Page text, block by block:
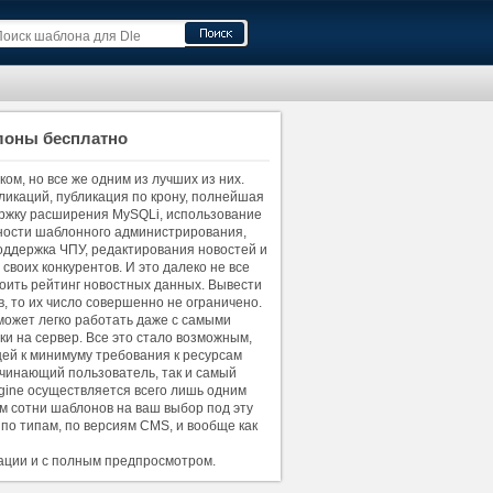
бесплатно
но все же одним из лучших из них.
публикация по крону, полнейшая
расширения MySQLi, использование
шаблонного администрирования,
ЧПУ, редактирования новостей и
конкурентов. И это далеко не все
рейтинг новостных данных. Вывести
то их число совершенно не ограничено.
легко работать даже с самыми
на сервер. Все это стало возможным,
к минимуму требования к ресурсам
пользователь, так и самый
осуществляется всего лишь одним
сотни шаблонов на ваш выбор под эту
типам, по версиям CMS, и вообще как
и с полным предпросмотром.